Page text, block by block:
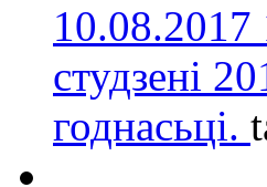
10.08.2017
студзені
годнасьці.